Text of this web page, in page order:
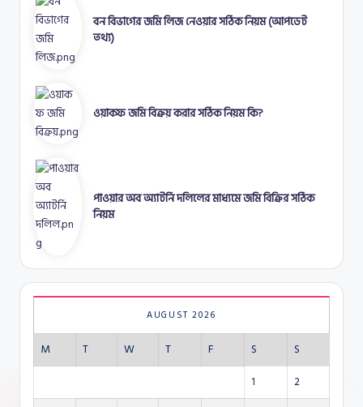
বন বিভাগের জমি লিজ নেওয়ার সঠিক নিয়ম (আপডেট
তথ্য)
ওয়াকফ জমি বিক্রয় করার সঠিক নিয়ম কি?
পাওয়ার অব অ্যাটর্নি দলিলের মাধ্যমে জমি বিক্রির সঠিক
নিয়ম
AUGUST 2026
M T W T F S
S
1
2